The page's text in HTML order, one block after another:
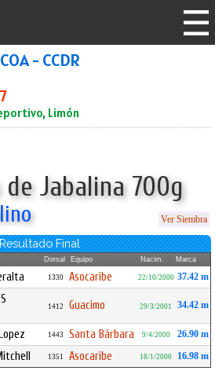
- CCDR
Limón
Jabalina 700g
Ver Siembra
Final
Dorsal Equipo Nacim. Marca
1330 Asocaribe 22/10/2000 37.42 m
1412 Guacimo 29/3/2001 34.42 m
1443 Santa Bárbara 9/4/2000 26.90 m
1351 Asocaribe 18/1/2000 16.98 m